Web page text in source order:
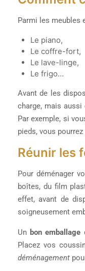
Parmi les meubles
Le piano,
Le coffre-fort,
Le lave-linge,
Le frigo…
Avant de les
charge, mais aussi
Par exemple, si
pieds, vous
Réunir les
Pour déménager
boîtes, du film
effet, avant de
soigneusement
Un bon emballage
Placez vos
déménagement